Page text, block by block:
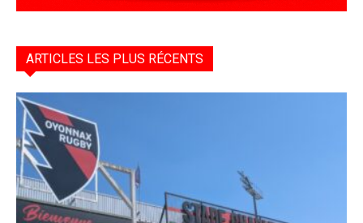
ARTICLES LES PLUS RÉCENTS